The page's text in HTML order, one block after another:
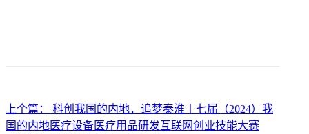
上个篇： 科创我国的内地，追梦秦淮丨七届（2024）我
国的内地医疗设备医疗用品研发互联网创业技能大赛